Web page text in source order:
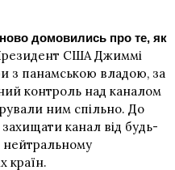
домовились про те, як
США Джиммі
з панамською владою, за
контроль над каналом
ним спільно. До
канал від будь-
нейтральному
країн.